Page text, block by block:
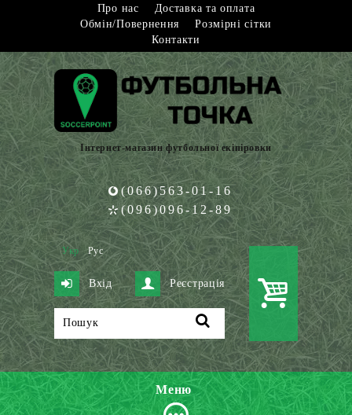
Про нас
Доставка та оплата
Обмін/Повернення
Розмірні сітки
Контакти
Інтернет-магазин футбольної екіпіровки
(066)563-01-16
(096)096-12-89
Укр Рус
Вхід Реєстрація
Меню